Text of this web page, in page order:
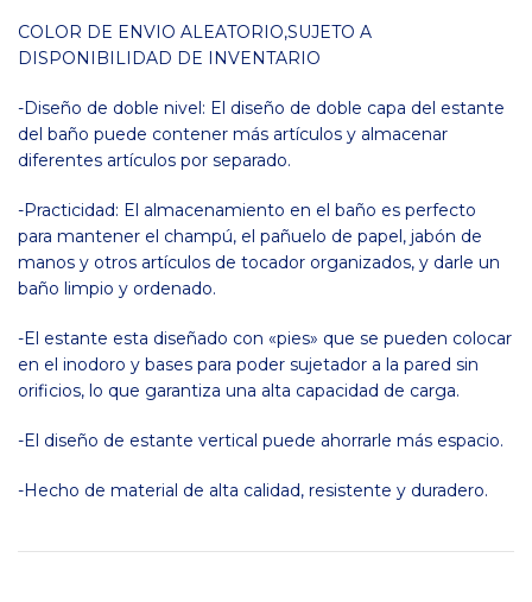
COLOR DE ENVIO ALEATORIO,SUJETO A
DISPONIBILIDAD DE INVENTARIO
-Diseño de doble nivel: El diseño de doble capa del estante
del baño puede contener más artículos y almacenar
diferentes artículos por separado.
-Practicidad: El almacenamiento en el baño es perfecto
para mantener el champú, el pañuelo de papel, jabón de
manos y otros artículos de tocador organizados, y darle un
baño limpio y ordenado.
-El estante esta diseñado con «pies» que se pueden colocar
en el inodoro y bases para poder sujetador a la pared sin
orificios, lo que garantiza una alta capacidad de carga.
-El diseño de estante vertical puede ahorrarle más espacio.
-Hecho de material de alta calidad, resistente y duradero.